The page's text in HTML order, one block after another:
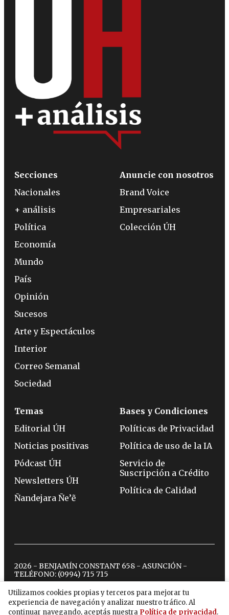
Utilizamos cookies propias y terceros para mejorar tu
experiencia de navegación y analizar nuestro tráfico. Al
continuar navegando, aceptás nuestra Política de privacidad.
Secciones
Nacionales
+ análisis
Política
Economía
Mundo
País
Opinión
Sucesos
Arte y Espectáculos
Interior
Correo Semanal
Sociedad
Anuncie con nosotros
Brand Voice
Empresariales
Colección ÚH
Temas
Editorial ÚH
Noticias positivas
Pódcast ÚH
Newsletters ÚH
Ñandejara Ñe’ẽ
Bases y Condiciones
Políticas de Privacidad
Política de uso de la IA
Servicio de
Suscripción a Crédito
Política de Calidad
2026 - BENJAMÍN CONSTANT 658 - ASUNCIÓN -
TELÉFONO: (0994) 715 715
twitterinstagram
facebook
tiktokyoutubespotify